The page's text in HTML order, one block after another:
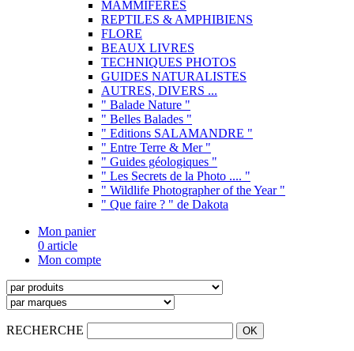
MAMMIFERES
REPTILES & AMPHIBIENS
FLORE
BEAUX LIVRES
TECHNIQUES PHOTOS
GUIDES NATURALISTES
AUTRES, DIVERS ...
" Balade Nature "
" Belles Balades "
" Editions SALAMANDRE "
" Entre Terre & Mer "
" Guides géologiques "
" Les Secrets de la Photo .... "
" Wildlife Photographer of the Year "
" Que faire ? " de Dakota
Mon panier
0 article
Mon compte
RECHERCHE